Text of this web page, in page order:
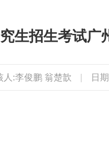
生招生考试广
人:李俊鹏 翁楚歆 | 日